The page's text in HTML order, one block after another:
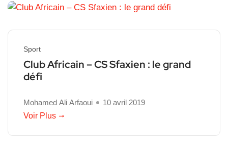
Sport
Club Africain – CS Sfaxien : le grand
défi
Mohamed Ali Arfaoui
10 avril 2019
Voir Plus